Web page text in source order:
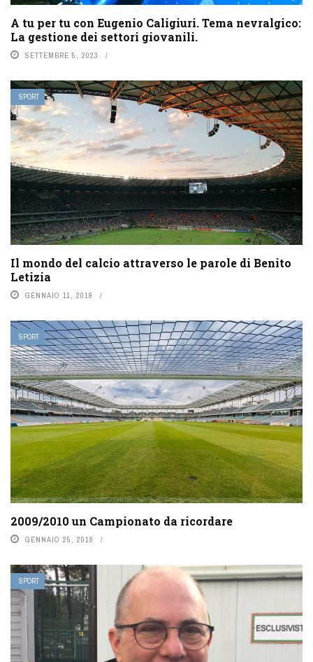
A tu per tu con Eugenio Caligiuri. Tema nevralgico:
La gestione dei settori giovanili.
SETTEMBRE 5, 2023
SPORT
Il mondo del calcio attraverso le parole di Benito
Letizia
GENNAIO 11, 2019
SPORT
2009/2010 un Campionato da ricordare
GENNAIO 25, 2018
SPORT